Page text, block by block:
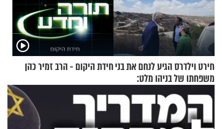
חירט וילדרס הגיע לנחם את בני
משפחתו של בניהו מלט:
"מיליונים באירופה תומכים
בכם"
חידת היקום - הרב זמיר כהן